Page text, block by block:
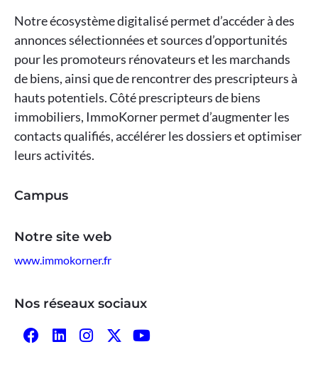
Notre écosystème digitalisé permet d’accéder à des
annonces sélectionnées et sources d’opportunités
pour les promoteurs rénovateurs et les marchands
de biens, ainsi que de rencontrer des prescripteurs à
hauts potentiels. Côté prescripteurs de biens
immobiliers, ImmoKorner permet d’augmenter les
contacts qualifiés, accélérer les dossiers et optimiser
leurs activités.
Campus
Notre site web
www.immokorner.fr
Nos réseaux sociaux